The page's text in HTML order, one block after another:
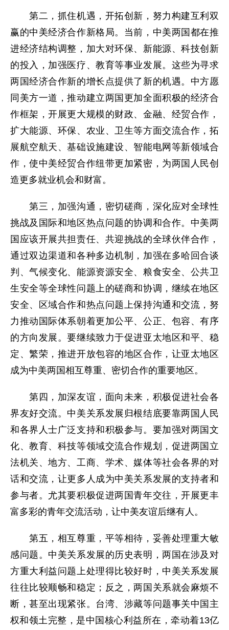
第二，抓住机遇，开拓创新，努力构建互利双
赢的中美经济合作新格局。当前，中美两国都在推
进经济结构调整，加大对环保、新能源、科技创新
的投入，加强医疗、教育等事业发展。这些为寻求
两国经济合作新的增长点提供了新的机遇。中方愿
同美方一道，推动建立两国更加全面积极的经济合
作框架，开展更大规模的财政、金融、经贸合作，
扩大能源、环保、农业、卫生等方面交流合作，拓
展航空航天、基础设施建设、智能电网等新领域合
作，使中美经贸合作纽带更加紧密，为两国人民创
造更多就业机会和财富。
第三，加强沟通，密切磋商，深化应对全球性
挑战及国际和地区热点问题的协调和合作。中美两
国应该开展共担责任、共迎挑战的全球伙伴合作，
通过双边渠道和各种多边机制，加强在多哈回合谈
判、气候变化、能源资源安全、粮食安全、公共卫
生安全等全球性问题上的磋商和协调，继续在地区
安全、区域合作和热点问题上保持沟通和交流，努
力推动国际体系朝着更加公平、公正、包容、有序
的方向发展。要继续致力于促进亚太地区和平、稳
定、繁荣，推进开放包容的地区合作，让亚太地区
成为中美两国相互尊重、密切合作的重要地区。
第四，加深友谊，面向未来，积极促进社会各
界友好交流。中美关系发展归根结底要靠两国人民
和各界人士广泛支持和积极参与。要加强对两国文
化、教育、科技等领域交流合作规划，促进两国立
法机关、地方、工商、学术、媒体等社会各界的对
话和交流，让更多人成为中美关系发展的支持者和
参与者。尤其要积极促进两国青年交往，开展更丰
富多彩的青年交流活动，让中美友谊后继有人。
第五，相互尊重，平等相待，妥善处理重大敏
感问题。中美关系发展的历史表明，两国在涉及对
方重大利益问题上处理得比较好时，中美关系发展
往往比较顺畅和稳定；反之，两国关系就会麻烦不
断，甚至出现紧张。台湾、涉藏等问题事关中国主
权和领土完整，是中国核心利益所在，牵动着13亿